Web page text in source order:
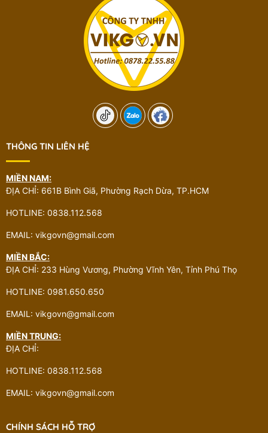
THÔNG TIN LIÊN HỆ
MIỀN NAM:
ĐỊA CHỈ: 661B Bình Giã, Phường Rạch Dừa, TP.HCM
HOTLINE: 0838.112.568
EMAIL: vikgovn@gmail.com
MIỀN BẮC:
ĐỊA CHỈ: 233 Hùng Vương, Phường Vĩnh Yên, Tỉnh Phú Thọ
HOTLINE: 0981.650.650
EMAIL: vikgovn@gmail.com
MIỀN TRUNG:
ĐỊA CHỈ:
HOTLINE: 0838.112.568
EMAIL: vikgovn@gmail.com
CHÍNH SÁCH HỖ TRỢ